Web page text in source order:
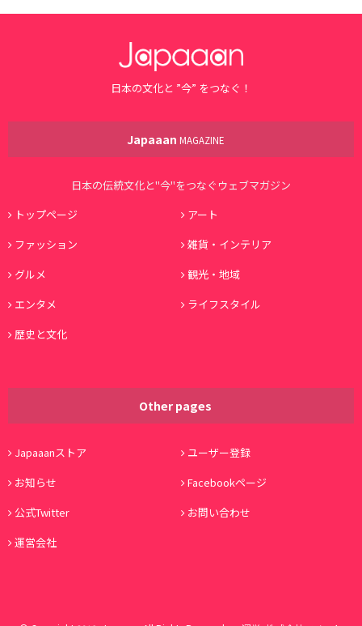
日本の文化と ”今” をつなぐ！
Japaaan MAGAZINE
日本の伝統文化と"今"をつなぐウェブマガジン
トップページ
アート
ファッション
雑貨・インテリア
グルメ
観光・地域
エンタメ
ライフスタイル
歴史と文化
Other pages
Japaaanストア
ユーザー登録
お知らせ
Facebookページ
公式Twitter
お問い合わせ
運営会社